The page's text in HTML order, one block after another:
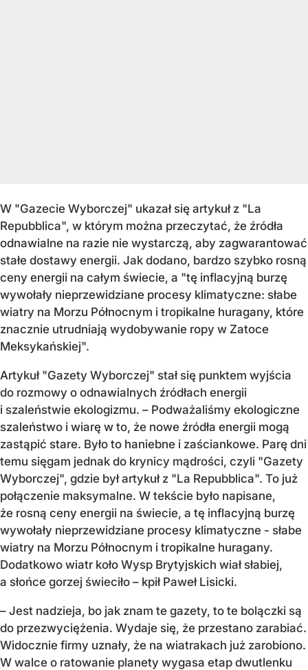
W "Gazecie Wyborczej" ukazał się artykuł z "La
Repubblica", w którym można przeczytać, że źródła
odnawialne na razie nie wystarczą, aby zagwarantować
stałe dostawy energii. Jak dodano, bardzo szybko rosną
ceny energii na całym świecie, a "tę inflacyjną burzę
wywołały nieprzewidziane procesy klimatyczne: słabe
wiatry na Morzu Północnym i tropikalne huragany, które
znacznie utrudniają wydobywanie ropy w Zatoce
Meksykańskiej".
Artykuł "Gazety Wyborczej" stał się punktem wyjścia
do rozmowy o odnawialnych źródłach energii
i szaleństwie ekologizmu. – Podważaliśmy ekologiczne
szaleństwo i wiarę w to, że nowe źródła energii mogą
zastąpić stare. Było to haniebne i zaściankowe. Parę dni
temu sięgam jednak do krynicy mądrości, czyli "Gazety
Wyborczej", gdzie był artykuł z "La Repubblica". To już
połączenie maksymalne. W tekście było napisane,
że rosną ceny energii na świecie, a tę inflacyjną burzę
wywołały nieprzewidziane procesy klimatyczne - słabe
wiatry na Morzu Północnym i tropikalne huragany.
Dodatkowo wiatr koło Wysp Brytyjskich wiał słabiej,
a słońce gorzej świeciło – kpił Paweł Lisicki.
– Jest nadzieja, bo jak znam te gazety, to te bolączki są
do przezwyciężenia. Wydaje się, że przestano zarabiać.
Widocznie firmy uznały, że na wiatrakach już zarobiono.
W walce o ratowanie planety wygasa etap dwutlenku